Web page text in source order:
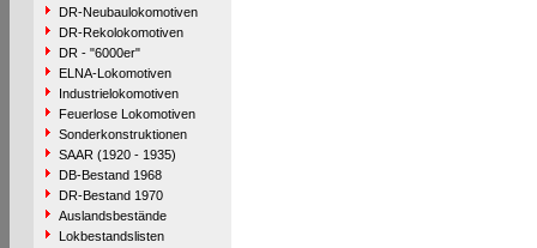
DR-Neubaulokomotiven
DR-Rekolokomotiven
DR - "6000er"
ELNA-Lokomotiven
Industrielokomotiven
Feuerlose Lokomotiven
Sonderkonstruktionen
SAAR (1920 - 1935)
DB-Bestand 1968
DR-Bestand 1970
Auslandsbestände
Lokbestandslisten